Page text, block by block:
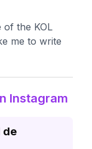
of the KOL
me to write
Instagram
de